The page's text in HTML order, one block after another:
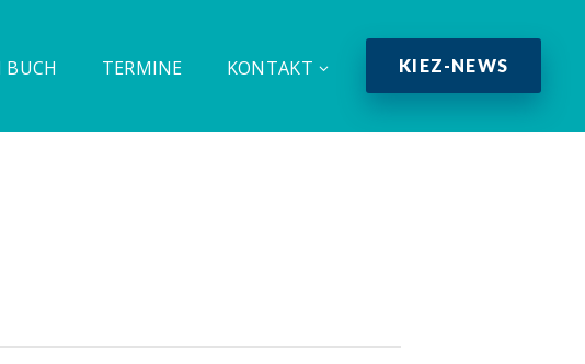
BUCH TERMINE KONTAKT KIEZ-NEWS